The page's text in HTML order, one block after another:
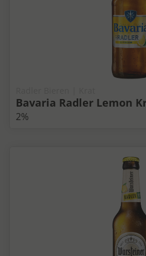
Bavaria Radler Lemon
2%